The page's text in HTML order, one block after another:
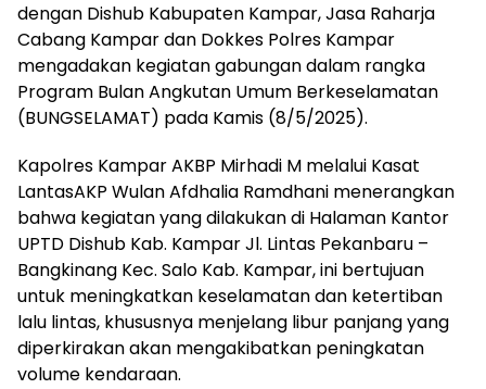
dengan Dishub Kabupaten Kampar, Jasa Raharja
Cabang Kampar dan Dokkes Polres Kampar
mengadakan kegiatan gabungan dalam rangka
Program Bulan Angkutan Umum Berkeselamatan
(BUNGSELAMAT) pada Kamis (8/5/2025).
Kapolres Kampar AKBP Mirhadi M melalui Kasat
LantasAKP Wulan Afdhalia Ramdhani menerangkan
bahwa kegiatan yang dilakukan di Halaman Kantor
UPTD Dishub Kab. Kampar Jl. Lintas Pekanbaru –
Bangkinang Kec. Salo Kab. Kampar, ini bertujuan
untuk meningkatkan keselamatan dan ketertiban
lalu lintas, khususnya menjelang libur panjang yang
diperkirakan akan mengakibatkan peningkatan
volume kendaraan.